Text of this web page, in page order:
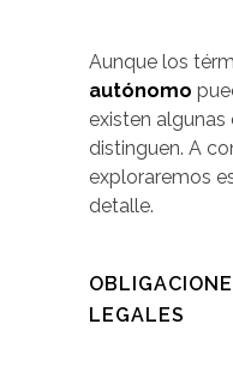
Aunque los
autónomo
existen
distinguen. A
exploraremos
detalle.
LEGALES